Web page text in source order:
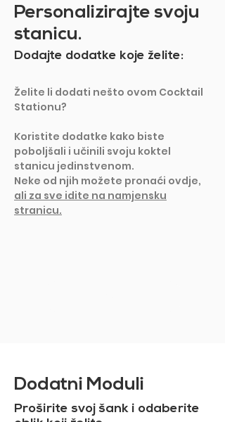
Personalizirajte svoju
stanicu.
Dodajte dodatke koje želite:
Želite li dodati nešto ovom Cocktail
Stationu?
Koristite dodatke kako biste
poboljšali i učinili svoju koktel
stanicu jedinstvenom.
Neke od njih možete pronaći ovdje,
ali za sve idite na namjensku
stranicu.
Dodatni Moduli
Proširite svoj šank i odaberite